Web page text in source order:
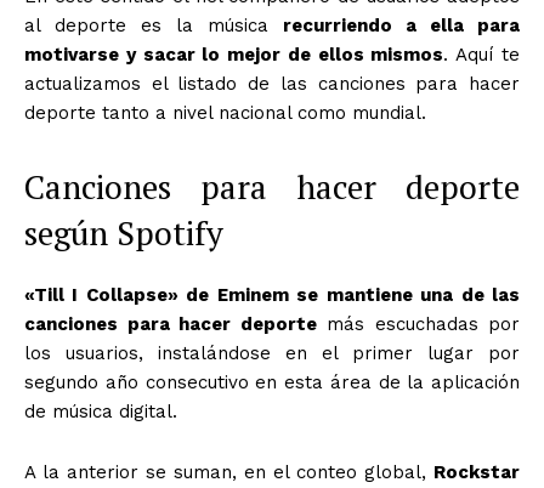
al deporte es la música recurriendo a ella para
motivarse y sacar lo mejor de ellos mismos. Aquí te
actualizamos el listado de las canciones para hacer
deporte tanto a nivel nacional como mundial.
Canciones para hacer deporte
según Spotify
«Till I Collapse» de Eminem se mantiene una de las
canciones para hacer deportemás escuchadas por
los usuarios, instalándose en el primer lugar por
segundo año consecutivo en esta área de la aplicación
de música digital.
A la anterior se suman, en el conteo global, Rockstar